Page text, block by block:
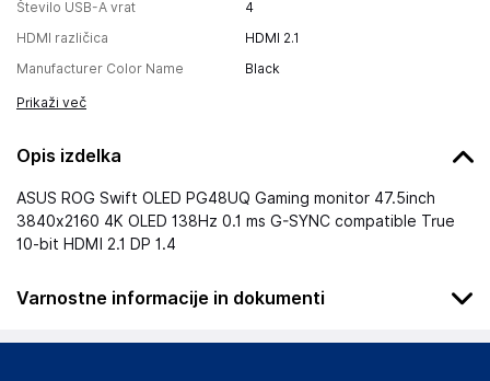
Število USB-A vrat
4
HDMI različica
HDMI 2.1
Manufacturer Color Name
Black
Prikaži več
Opis izdelka
ASUS ROG Swift OLED PG48UQ Gaming monitor 47.5inch
3840x2160 4K OLED 138Hz 0.1 ms G-SYNC compatible True
10-bit HDMI 2.1 DP 1.4
Varnostne informacije in dokumenti
Podatki o proizvajalcu